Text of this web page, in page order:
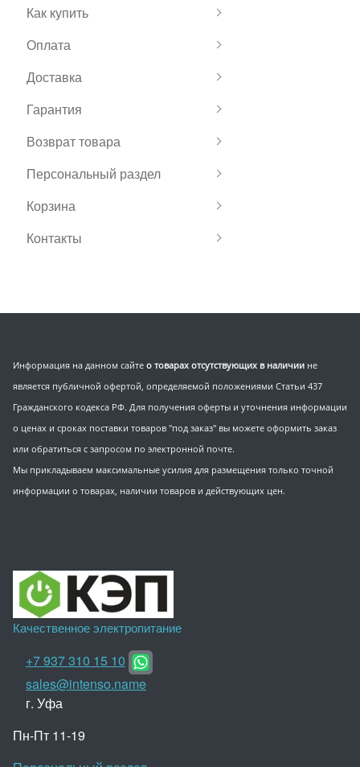
Как купить
Оплата
Доставка
Гарантия
Возврат товара
Персональный раздел
Корзина
Контакты
Информация на данном сайте о товарах отсутствующих в наличии не
является публичной офертой, определяемой положениями Статьи 437
Гражданского кодекса РФ. Для получения оферты и уточнения информации
о ценах и сроках поставки товаров "под заказ" вы можете оформить заказ
или обратиться с запросом по электронной почте.
Мы прикладываем максимальные усилия для размещения только точной
информации о товарах, наличии товаров и действующих цен.
Качественное электропитание
+7 937 310 15 10
sales@intenso.name
г. Уфа
Пн-Пт 11-19